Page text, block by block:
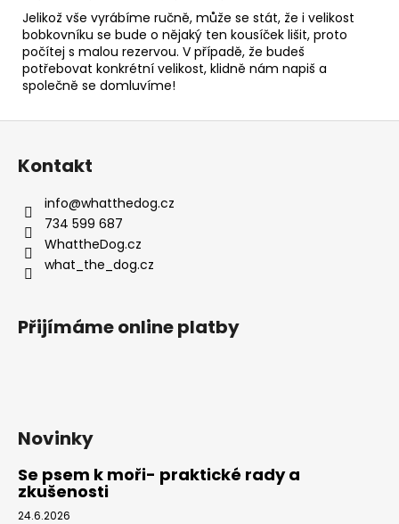
Jelikož vše vyrábíme ručně, může se stát, že i velikost
bobkovníku se bude o nějaký ten kousíček lišit, proto
počítej s malou rezervou. V případě, že budeš
potřebovat konkrétní velikost, klidně nám napiš a
společně se domluvíme!
Z
Kontakt
info@whatthedog.cz
734 599 687
WhattheDog.cz
what_the_dog.cz
Přijímáme online platby
Novinky
Se psem k moři- praktické rady a
zkušenosti
24.6.2026